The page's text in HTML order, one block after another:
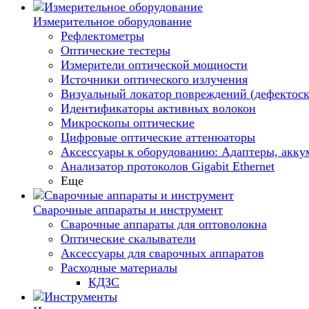
Измерительное оборудование
Рефлектометры
Оптические тестеры
Измерители оптической мощности
Источники оптического излучения
Визуальный локатор повреждений
Идентификаторы активных волокон
Микроскопы оптические
Цифровые оптические аттенюаторы
Аксессуары к оборудованию: Адаптеры,
Анализатор протоколов Gigabit Ethernet
Еще
Сварочные аппараты и инструмент
Сварочные аппараты для оптоволокна
Оптические скалыватели
Аксессуары для сварочных аппаратов
Расходные материалы
КДЗС